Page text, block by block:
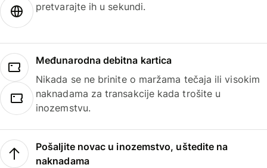
pretvarajte ih u sekundi.
Međunarodna debitna kartica
Nikada se ne brinite o maržama tečaja ili visokim
naknadama za transakcije kada trošite u
inozemstvu.
Pošaljite novac u inozemstvo, uštedite na
naknadama